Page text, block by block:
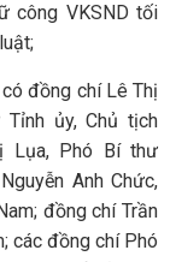
công VKSND tối
đồng chí Lê Thị
ủy, Chủ tịch
Lụa, Phó Bí thư
Anh Chức,
đồng chí Trần
các đồng chí Phó